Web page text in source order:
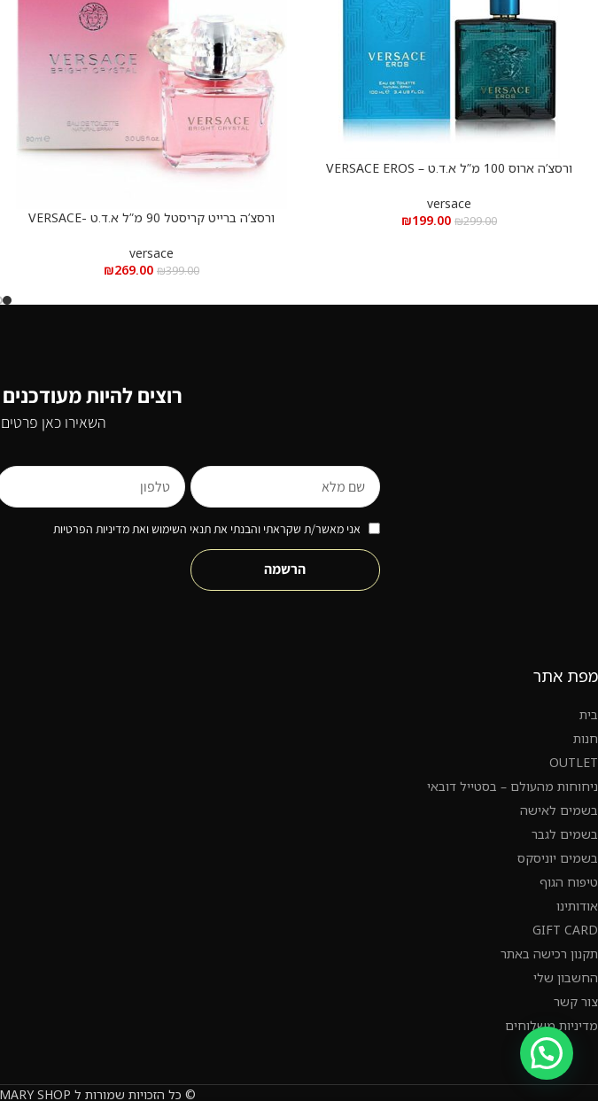
הוספה לסל
ורסצ’ה ארוס 100 מ”ל א.ד.ט – VERSACE EROS
versace
₪299.00
₪199.00 הוספה לסל
ורסצ’ה ברייט קריסטל 90 מ”ל א.ד.ט -VERSACE
versace
₪399.00
₪269.00
רוצים להיות
השאירו כאן
אני מאשר/ת שקראתי והבנתי את תנאי השימוש ואת מדיניות הפרטיות
הרשמה
מפת אתר
בית
חנות
OUTLET
ניחוחות מהעולם – בסטייל דובאי
בשמים לאישה
בשמים לגבר
בשמים יוניסקס
טיפוח הגוף
אודותינו
GIFT CARD
תקנון רכישה באתר
החשבון שלי
צור קשר
מדיניות משלוחים
© כל הזכויות שמורות ל MARY SHOP | עיצוב ובניית אתרים OG DIGITAL